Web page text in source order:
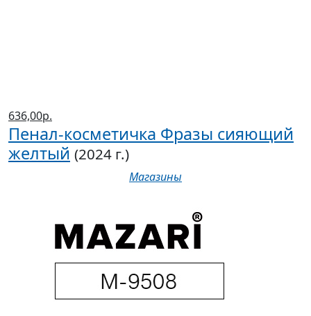
636,00р.
Пенал-косметичка Фразы сияющий
желтый (2024 г.)
Магазины